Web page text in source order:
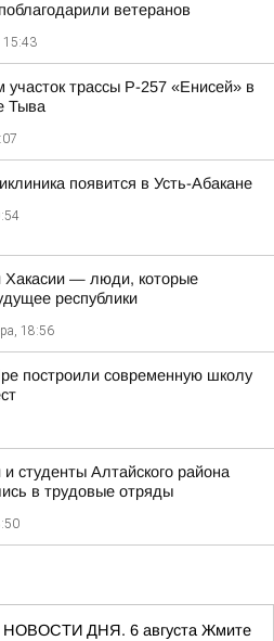
ветеранов
15:43
трассы Р-257 «Енисей» в
Тыва
появится в Усть-Абакане
Хакасии — люди, которые
республики
18:56
построили современную школу
студенты Алтайского района
в трудовые отряды
ДНЯ. 6 августа Жмите